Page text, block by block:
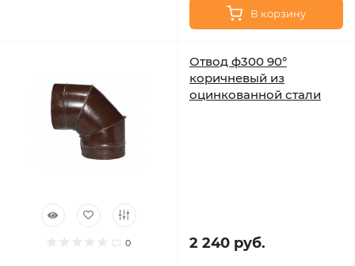
В корзину
0
Отвод ф300 90°
коричневый из
оцинкованной стали
2 240 руб.